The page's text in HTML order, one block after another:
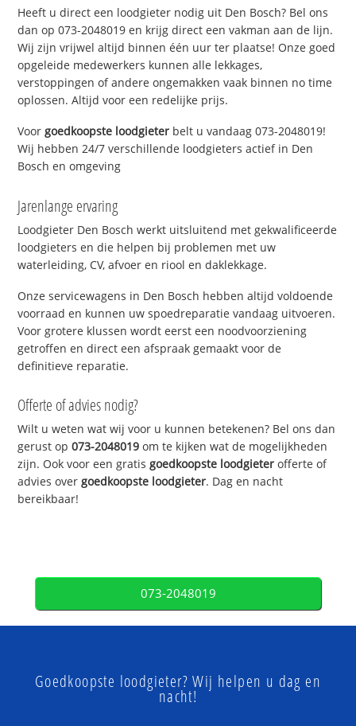
Heeft u direct een loodgieter nodig uit Den Bosch? Bel ons
dan op 073-2048019 en krijg direct een vakman aan de lijn.
Wij zijn vrijwel altijd binnen één uur ter plaatse! Onze goed
opgeleide medewerkers kunnen alle lekkages,
verstoppingen of andere ongemakken vaak binnen no time
oplossen. Altijd voor een redelijke prijs.
Voorgoedkoopste loodgieter belt u vandaag 073-2048019!
Wij hebben 24/7 verschillende loodgieters actief in Den
Bosch en omgeving
Jarenlange ervaring
Loodgieter Den Bosch werkt uitsluitend met gekwalificeerde
loodgieters en die helpen bij problemen met uw
waterleiding, CV, afvoer en riool en daklekkage.
Onze servicewagens in Den Bosch hebben altijd voldoende
voorraad en kunnen uw spoedreparatie vandaag uitvoeren.
Voor grotere klussen wordt eerst een noodvoorziening
getroffen en direct een afspraak gemaakt voor de
definitieve reparatie.
Offerte of advies nodig?
Wilt u weten wat wij voor u kunnen betekenen? Bel ons dan
gerust op073-2048019 om te kijken wat de mogelijkheden
zijn. Ook voor een gratisgoedkoopste loodgieter offerte of
advies overgoedkoopste loodgieter. Dag en nacht
bereikbaar!
073-2048019
Goedkoopste loodgieter? Wij helpen u dag en
nacht!